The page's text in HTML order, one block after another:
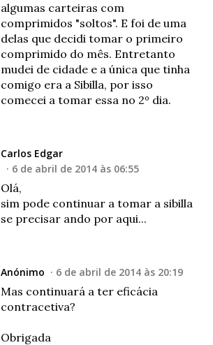
algumas carteiras com
comprimidos "soltos". E foi de uma
delas que decidi tomar o primeiro
comprimido do mês. Entretanto
mudei de cidade e a única que tinha
comigo era a Sibilla, por isso
comecei a tomar essa no 2º dia.
Carlos Edgar
6 de abril de 2014 às 06:55
Olá,
sim pode continuar a tomar a sibilla
se precisar ando por aqui...
Anónimo 6 de abril de 2014 às 20:19
Mas continuará a ter eficácia
contracetiva?
Obrigada